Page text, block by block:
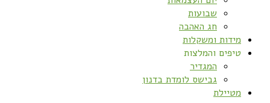
שבועות
חג האהבה
מידות ומשקלות
טיפים והמלצות
המגדיר
גבישס לומדת בדנון
מטיילת